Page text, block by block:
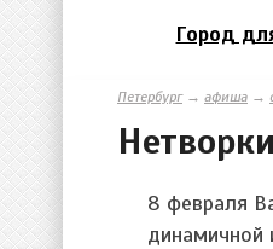
Город
Петербург→ афиша →
8 февраля
динамичной